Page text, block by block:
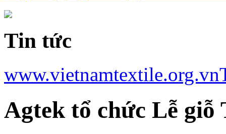
Tin tức
www.vietnamtextile.org.vn
Agtek tổ chức Lễ giỗ